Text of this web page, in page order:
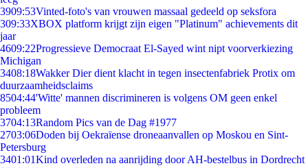
3909:53Vinted-foto's van vrouwen massaal gedeeld op seksfora
309:33XBOX platform krijgt zijn eigen "Platinum" achievements dit
jaar
4609:22Progressieve Democraat El-Sayed wint nipt voorverkiezing
Michigan
3408:18Wakker Dier dient klacht in tegen insectenfabriek Protix om
duurzaamheidsclaims
8504:44'Witte' mannen discrimineren is volgens OM geen enkel
probleem
3704:13Random Pics van de Dag #1977
2703:06Doden bij Oekraïense droneaanvallen op Moskou en Sint-
Petersburg
3401:01Kind overleden na aanrijding door AH-bestelbus in Dordrecht